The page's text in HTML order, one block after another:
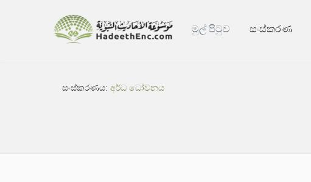
මුල් පිටුව සංස්කරණ
සංස්කරණය:අර්ධ ධෝවනය